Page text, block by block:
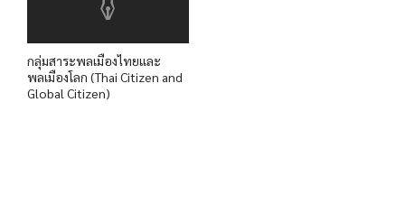
กลุ่มสาระพลเมืองไทยและ
พลเมืองโลก (Thai Citizen and
Global Citizen)